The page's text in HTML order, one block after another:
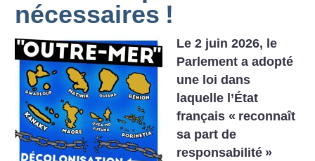
nécessaires !
Le 2 juin 2026, le
Parlement a adopté
une loi dans
laquelle l’État
français « reconnaît
sa part de
responsabilité »